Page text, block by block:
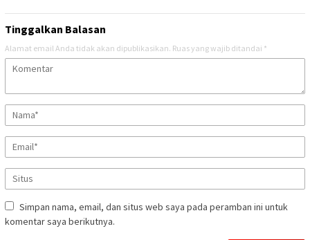
Tinggalkan Balasan
Alamat email Anda tidak akan dipublikasikan. Ruas yang wajib ditandai *
Simpan nama, email, dan situs web saya pada peramban ini untuk
komentar saya berikutnya.